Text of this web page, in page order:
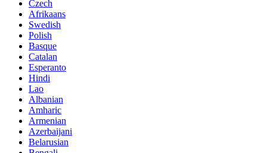
Czech
Afrikaans
Swedish
Polish
Basque
Catalan
Esperanto
Hindi
Lao
Albanian
Amharic
Armenian
Azerbaijani
Belarusian